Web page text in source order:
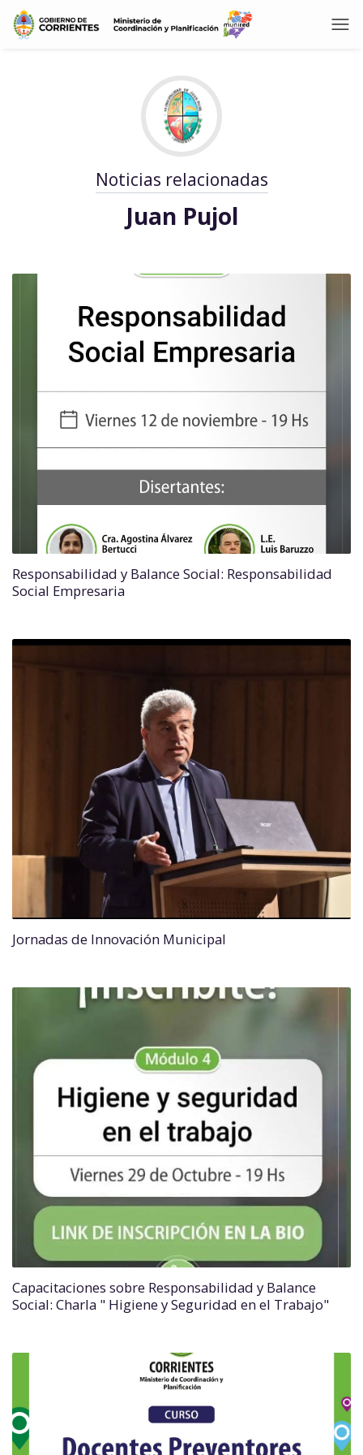
Noticias relacionadas
Juan Pujol
Responsabilidad y Balance Social: Responsabilidad
Social Empresaria
Jornadas de Innovación Municipal
Capacitaciones sobre Responsabilidad y Balance
Social: Charla " Higiene y Seguridad en el Trabajo"